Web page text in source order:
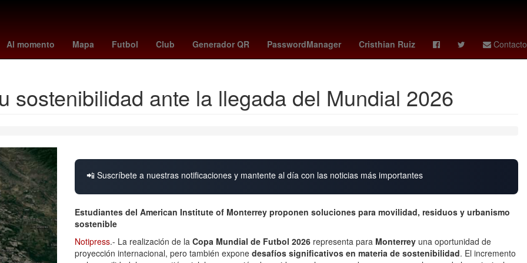
Al momento Mapa Futbol Club Generador QR PasswordManager Cristhian Ruiz Contacto
reeve Capital Humano nicholas hoult loteria del crimen escena post créditos superman kate beckinsale jump blackpink
sostenibilidad ante la llegada del Mundial 2026
📲 Suscríbete a nuestras notificaciones y mantente al día con las noticias más importantes
Estudiantes del American Institute of Monterrey proponen soluciones para movilidad, residuos y urbanismo
sostenible
Notipress.- La realización de la Copa Mundial de Futbol 2026 representa para Monterrey una oportunidad de
proyección internacional, pero también expone desafíos significativos en materia de sostenibilidad. El incremento